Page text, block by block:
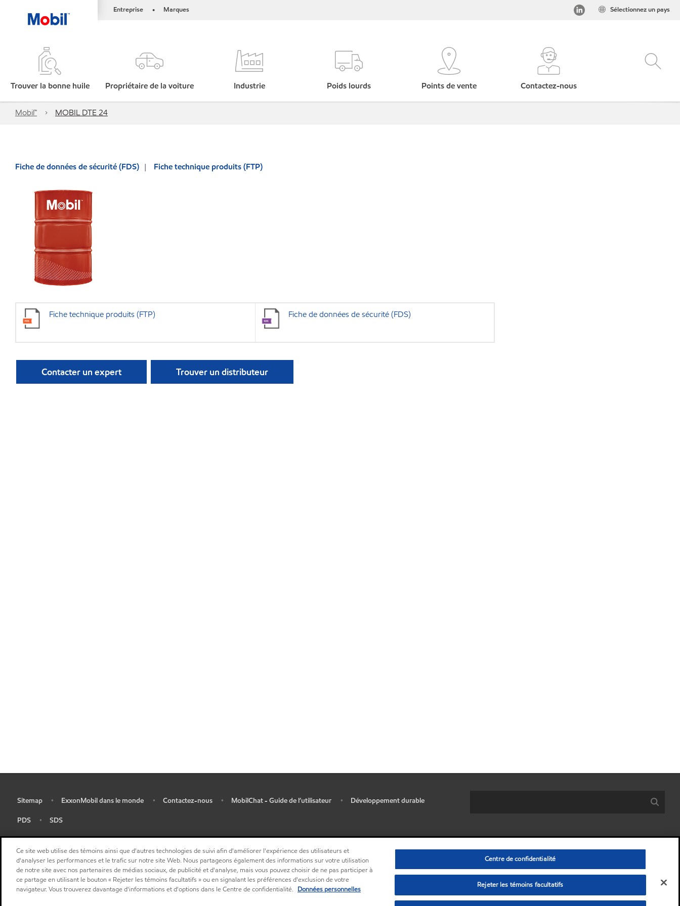
Entreprise • Marques Sélectionnez un pays
Trouver la bonne huile Propriétaire de la voiture Industrie Poids lourds Points de vente Contactez-nous
Mobil™ MOBIL DTE 24
Fiche de données de sécurité (FDS) Fiche technique produits (FTP)
Fiche technique produits (FTP) Fiche de données de sécurité (FDS)
Contacter un expert Trouver un distributeur
Sitemap • ExxonMobil dans le monde • Contactez-nous • MobilChat - Guide de l’utilisateur • Développement durable
PDS • SDS
Centre de confidentialité (Ne pas vendre ou partager mes informations personnelles) • Protection des données personnelles • Conditions générales
Ce site web utilise des témoins ainsi que d'autres technologies de suivi afin d'améliorer l'expérience des utilisateurs et
d'analyser les performances et le trafic sur notre site Web. Nous partageons également des informations sur votre utilisation
de notre site avec nos partenaires de médias sociaux, de publicité et d'analyse, mais vous pouvez choisir de ne pas participer à
ce partage en utilisant le bouton « Rejeter les témoins facultatifs » ou en signalant les préférences d'exclusion de votre
navigateur. Vous trouverez davantage d'informations et d'options dans le Centre de confidentialité. Données personnelles
Centre de confidentialité
Rejeter les témoins facultatifs